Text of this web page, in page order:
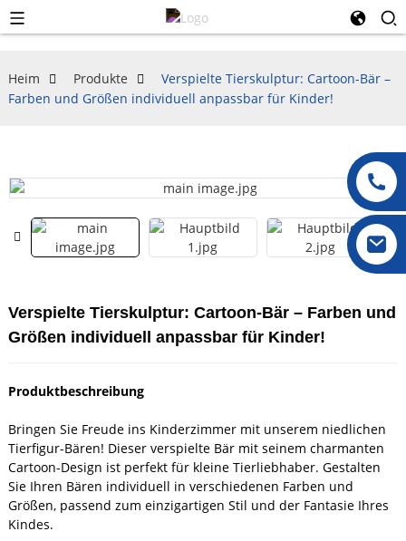
Heim Produkte
Verspielte Tierskulptur: Cartoon-Bär –
Farben und Größen individuell anpassbar für Kinder!
Verspielte Tierskulptur: Cartoon-Bär – Farben und
Größen individuell anpassbar für Kinder!
Produktbeschreibung
Bringen Sie Freude ins Kinderzimmer mit unserem niedlichen
Tierfigur-Bären! Dieser verspielte Bär mit seinem charmanten
Cartoon-Design ist perfekt für kleine Tierliebhaber. Gestalten
Sie Ihren Bären individuell in verschiedenen Farben und
Größen, passend zum einzigartigen Stil und der Fantasie Ihres
Kindes.